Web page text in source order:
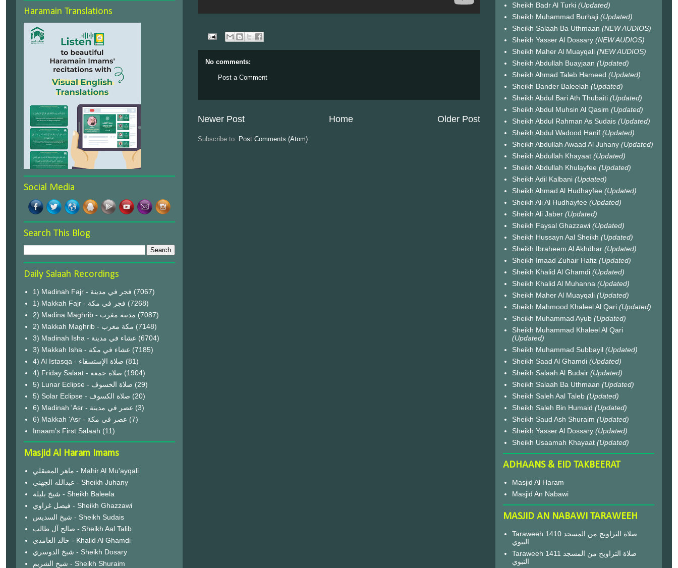
No comments:
Post a Comment
Newer Post Older Post
Home
Subscribe to: Post Comments (Atom)
Haramain Translations
Social Media
Search This Blog
Daily Salaah Recordings
1) Madinah Fajr - فجر في مدينة (7067)
1) Makkah Fajr - فجر في مكة (7268)
2) Madina Maghrib - مدينة مغرب (7087)
2) Makkah Maghrib - مكة مغرب (7148)
3) Madinah Isha - عشاء في مدينة (6704)
3) Makkah Isha - عشاء في مكة (7185)
4) Al Istasqa - صلاة الإستسقاء (81)
4) Friday Salaat - صلاة جمعة (1904)
5) Lunar Eclipse - صلاة الخسوف (29)
(20)
6) Madinah 'Asr - عصر في مدينة (3)
6) Makkah 'Asr - عصر في مكة (7)
Imaam's First Salaah (11)
Masjid Al Haram Imams
ماهر المعيقلي - Mahir Al Mu'ayqali
عبدالله الجهني - Sheikh Juhany
شيخ بليلة - Sheikh Baleela
فيصل غزاوي - Sheikh Ghazzawi
شيخ السديس - Sheikh Sudais
صالح آل طالب - Sheikh Aal Talib
خالد الغامدي - Khalid Al Ghamdi
شيخ الدوسري - Sheikh Dosary
شيخ الشريم - Sheikh Shuraim
Sheikh Badr Al Turki (Updated)
Sheikh Muhammad Burhaji (Updated)
Sheikh Salaah Ba Uthmaan (NEW AUDIOS)
Sheikh Yasser Al Dossary (NEW AUDIOS)
Sheikh Maher Al Muayqali (NEW AUDIOS)
Sheikh Abdullah Buayjaan (Updated)
Sheikh Ahmad Taleb Hameed (Updated)
Sheikh Bander Baleelah (Updated)
Sheikh Abdul Bari Ath Thubaiti (Updated)
Sheikh Abdul Muhsin Al Qasim (Updated)
Sheikh Abdul Rahman As Sudais (Updated)
Sheikh Abdul Wadood Hanif (Updated)
Sheikh Abdullah Awaad Al Juhany (Updated)
Sheikh Abdullah Khayaat (Updated)
Sheikh Abdullah Khulayfee (Updated)
Sheikh Adil Kalbani (Updated)
Sheikh Ahmad Al Hudhayfee (Updated)
Sheikh Ali Al Hudhayfee (Updated)
Sheikh Ali Jaber (Updated)
Sheikh Faysal Ghazzawi (Updated)
Sheikh Hussayn Aal Sheikh (Updated)
Sheikh Ibraheem Al Akhdhar (Updated)
Sheikh Imaad Zuhair Hafiz (Updated)
Sheikh Khalid Al Ghamdi (Updated)
Sheikh Khalid Al Muhanna (Updated)
Sheikh Maher Al Muayqali (Updated)
Sheikh Mahmood Khaleel Al Qari (Updated)
Sheikh Muhammad Ayub (Updated)
Sheikh Muhammad Khaleel Al Qari
(Updated)
Sheikh Muhammad Subbayil (Updated)
Sheikh Saad Al Ghamdi (Updated)
Sheikh Salaah Al Budair (Updated)
Sheikh Salaah Ba Uthmaan (Updated)
Sheikh Saleh Aal Taleb (Updated)
Sheikh Saleh Bin Humaid (Updated)
Sheikh Saud Ash Shuraim (Updated)
Sheikh Yasser Al Dossary (Updated)
Sheikh Usaamah Khayaat (Updated)
ADHAANS & EID TAKBEERAT
Masjid Al Haram
Masjid An Nabawi
MASJID AN NABAWI TARAWEEH
Taraweeh 1410 صلاة التراويح من المسجد
النبوي
Taraweeh 1411 صلاة التراويح من المسجد
النبوي